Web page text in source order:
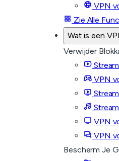
VPN
Zie Alle
Wat is een
Verwijder
VPN
VPN
VPN
Bescherm Je